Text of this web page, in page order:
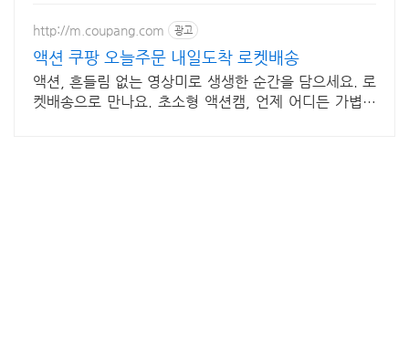
http://m.coupang.com 광고
액션 쿠팡 오늘주문 내일도착 로켓배송
액션, 흔들림 없는 영상미로 생생한 순간을 담으세요. 로
켓배송으로 만나요. 초소형 액션캠, 언제 어디든 가볍게